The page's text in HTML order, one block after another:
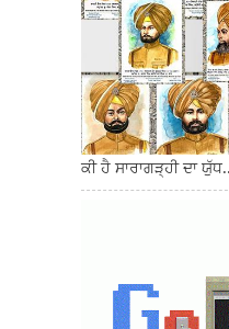
ਕੀ ਹੈ ਸਾਰਾਗੜ੍ਹੀ ਦਾ